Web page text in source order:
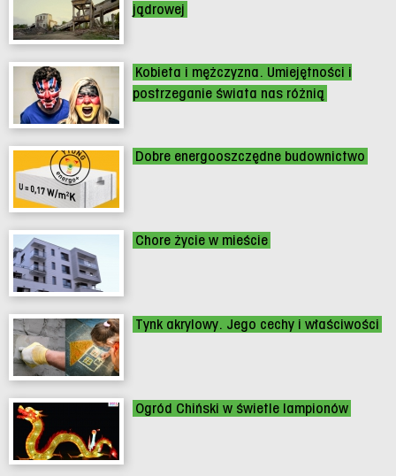
jądrowej
Kobieta i mężczyzna. Umiejętności i
postrzeganie świata nas różnią
Dobre energooszczędne budownictwo
Chore życie w mieście
Tynk akrylowy. Jego cechy i właściwości
Ogród Chiński w świetle lampionów